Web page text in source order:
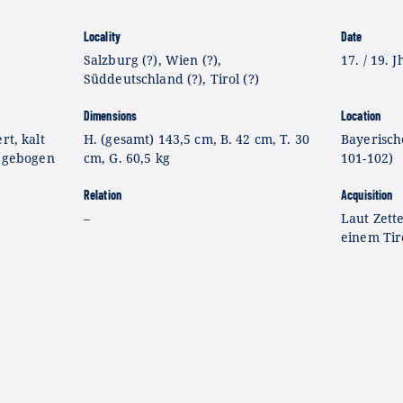
Locality
Salzburg (?), Wien (?),
Süddeutschland (?), Tirol (?)
Date
17. / 19.
kalt
Dimensions
H. (gesamt) 143,5 cm, B. 42 cm, T. 30
cm, G. 60,5 kg
Location
101-102)
Relation
–
Acquisition
Laut
einem